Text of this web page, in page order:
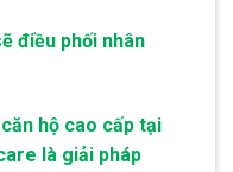
điều phối nhân
hộ cao cấp tại
là giải pháp